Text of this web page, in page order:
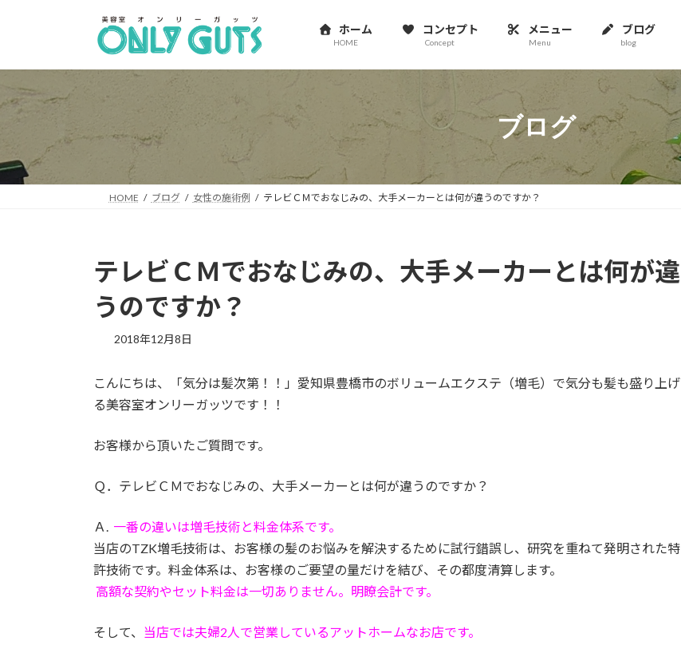
ン
へ
ッ
プ
ー
ョ
移
動
ホーム
HOME
コンセプト
Concept
メニュー
Menu
ブログ
blog
ブログ
HOME ブログ 女性の施術例 テレビＣＭでおなじみの、大手メーカーとは何が違うのですか？
テレビＣＭでおなじみの、大手メーカーとは何が違
うのですか？
2018年12月8日
こんにちは、「気分は髪次第！！」愛知県豊橋市のボリュームエクステ（増毛）で気分も髪も盛り上げ
る美容室オンリーガッツです！！
お客様から頂いたご質問です。
Ｑ．テレビＣＭでおなじみの、大手メーカーとは何が違うのですか？
Ａ. 一番の違いは増毛技術と料金体系です。
当店のTZK増毛技術は、お客様の髪のお悩みを解決するために試行錯誤し、研究を重ねて発明された特
許技術です。料金体系は、お客様のご要望の量だけを結び、その都度清算します。
高額な契約やセット料金は一切ありません。明瞭会計です。
そして、 当店では夫婦2人で営業しているアットホームなお店です。